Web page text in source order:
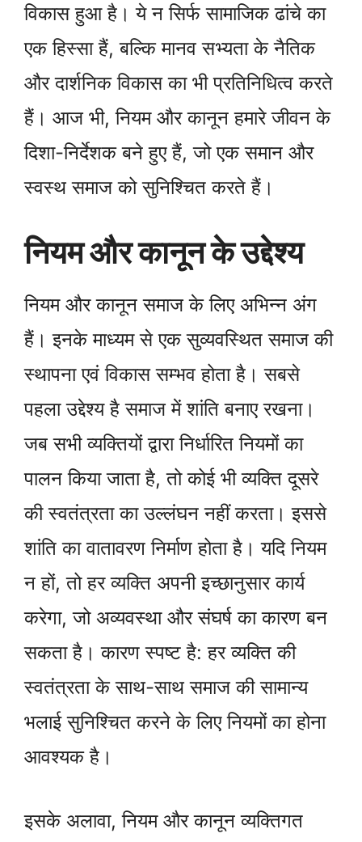
विकास हुआ है। ये न सिर्फ सामाजिक ढांचे का
एक हिस्सा हैं, बल्कि मानव सभ्यता के नैतिक
और दार्शनिक विकास का भी प्रतिनिधित्व करते
हैं। आज भी, नियम और कानून हमारे जीवन के
दिशा-निर्देशक बने हुए हैं, जो एक समान और
स्वस्थ समाज को सुनिश्चित करते हैं।
नियम और कानून के उद्देश्य
नियम और कानून समाज के लिए अभिन्न अंग
हैं। इनके माध्यम से एक सुव्यवस्थित समाज की
स्थापना एवं विकास सम्भव होता है। सबसे
पहला उद्देश्य है समाज में शांति बनाए रखना।
जब सभी व्यक्तियों द्वारा निर्धारित नियमों का
पालन किया जाता है, तो कोई भी व्यक्ति दूसरे
की स्वतंत्रता का उल्लंघन नहीं करता। इससे
शांति का वातावरण निर्माण होता है। यदि नियम
न हों, तो हर व्यक्ति अपनी इच्छानुसार कार्य
करेगा, जो अव्यवस्था और संघर्ष का कारण बन
सकता है। कारण स्पष्ट है: हर व्यक्ति की
स्वतंत्रता के साथ-साथ समाज की सामान्य
भलाई सुनिश्चित करने के लिए नियमों का होना
आवश्यक है।
इसके अलावा, नियम और कानून व्यक्तिगत